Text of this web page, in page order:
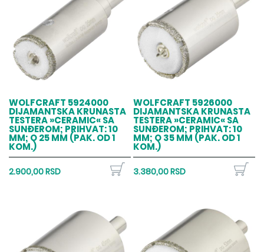
WOLFCRAFT 5924000
DIJAMANTSKA KRUNASTA
TESTERA »CERAMIC« SA
SUNĐEROM; PRIHVAT: 10
MM; O 25 MM (PAK. OD 1
KOM.)
2.900,00 RSD
WOLFCRAFT 5926000
DIJAMANTSKA KRUNASTA
TESTERA »CERAMIC« SA
SUNĐEROM; PRIHVAT: 10
MM; O 35 MM (PAK. OD 1
KOM.)
3.380,00 RSD